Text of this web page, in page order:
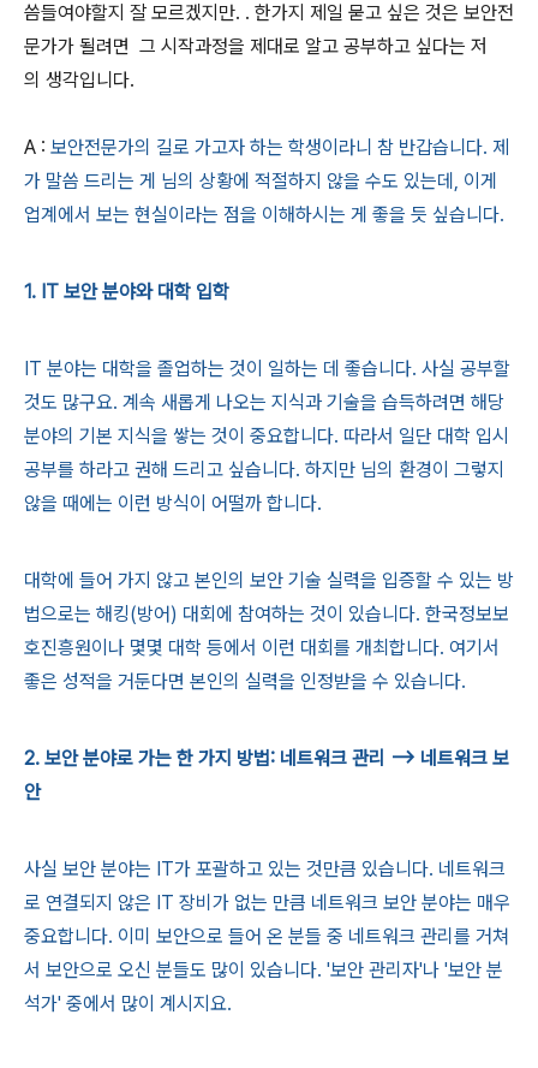
씀들여야할지 잘 모르겠지만. . 한가지 제일 묻고 싶은 것은 보안전
문가가 될려면 그 시작과정을 제대로 알고 공부하고 싶다는 저
의 생각입니다.
A : 보안전문가의 길로 가고자 하는 학생이라니 참 반갑습니다. 제
가 말씀 드리는 게 님의 상황에 적절하지 않을 수도 있는데, 이게
업계에서 보는 현실이라는 점을 이해하시는 게 좋을 듯 싶습니다.
1. IT 보안 분야와 대학 입학
IT 분야는 대학을 졸업하는 것이 일하는 데 좋습니다. 사실 공부할
것도 많구요. 계속 새롭게 나오는 지식과 기술을 습득하려면 해당
분야의 기본 지식을 쌓는 것이 중요합니다. 따라서 일단 대학 입시
공부를 하라고 권해 드리고 싶습니다. 하지만 님의 환경이 그렇지
않을 때에는 이런 방식이 어떨까 합니다.
대학에 들어 가지 않고 본인의 보안 기술 실력을 입증할 수 있는 방
법으로는 해킹(방어) 대회에 참여하는 것이 있습니다. 한국정보보
호진흥원이나 몇몇 대학 등에서 이런 대회를 개최합니다. 여기서
좋은 성적을 거둔다면 본인의 실력을 인정받을 수 있습니다.
2. 보안 분야로 가는 한 가지 방법: 네트워크 관리 --> 네트워크 보
안
사실 보안 분야는 IT가 포괄하고 있는 것만큼 있습니다. 네트워크
로 연결되지 않은 IT 장비가 없는 만큼 네트워크 보안 분야는 매우
중요합니다. 이미 보안으로 들어 온 분들 중 네트워크 관리를 거쳐
서 보안으로 오신 분들도 많이 있습니다. '보안 관리자'나 '보안 분
석가' 중에서 많이 계시지요.